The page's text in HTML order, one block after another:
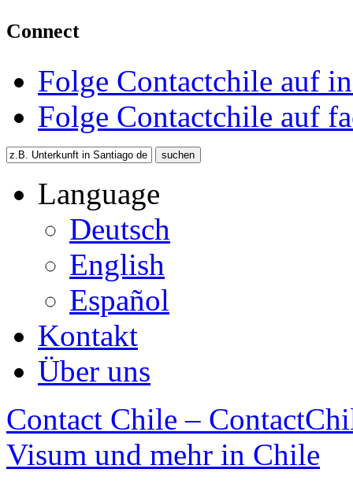
Connect
Folge Contactchile auf
Folge Contactchile auf
Language
Deutsch
English
Español
Kontakt
Über uns
Contact Chile –
Visum und mehr in Chile